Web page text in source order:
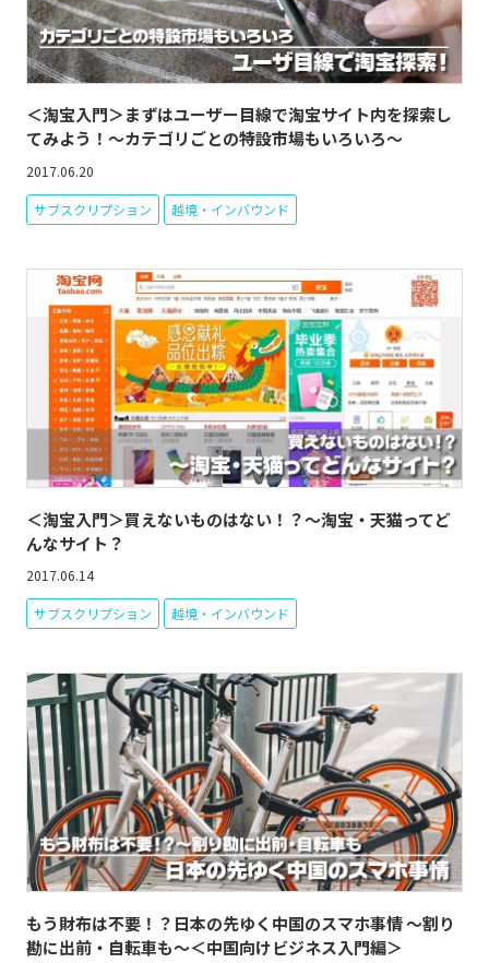
＜淘宝入門＞まずはユーザー目線で淘宝サイト内を探索し
てみよう！～カテゴリごとの特設市場もいろいろ～
2017.06.20
サブスクリプション 越境・インバウンド
＜淘宝入門＞買えないものはない！？～淘宝・天猫ってど
んなサイト？
2017.06.14
サブスクリプション 越境・インバウンド
もう財布は不要！？日本の先ゆく中国のスマホ事情 ～割り
勘に出前・自転車も～＜中国向けビジネス入門編＞